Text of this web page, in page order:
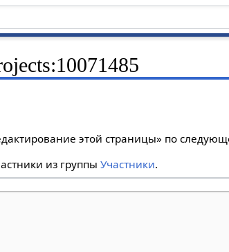
этой страницы» по
из группыУчастники.